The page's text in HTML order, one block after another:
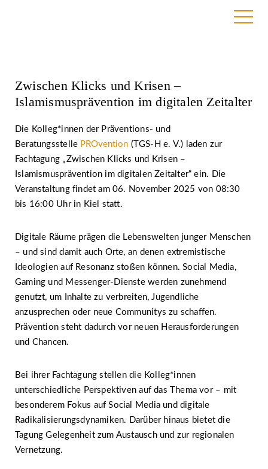
Zwischen Klicks und Krisen –
Islamismusprävention im digitalen Zeitalter
Die Kolleg*innen der Präventions- und
Beratungsstelle PROvention (TGS-H e. V.) laden zur
Fachtagung „Zwischen Klicks und Krisen –
Islamismusprävention im digitalen Zeitalter“ ein. Die
Veranstaltung findet am 06. November 2025 von 08:30
bis 16:00 Uhr in Kiel statt.
Digitale Räume prägen die Lebenswelten junger Menschen
– und sind damit auch Orte, an denen extremistische
Ideologien auf Resonanz stoßen können. Social Media,
Gaming und Messenger-Dienste werden zunehmend
genutzt, um Inhalte zu verbreiten, Jugendliche
anzusprechen oder neue Communitys zu schaffen.
Prävention steht dadurch vor neuen Herausforderungen
und Chancen.
Bei ihrer Fachtagung stellen die Kolleg*innen
unterschiedliche Perspektiven auf das Thema vor – mit
besonderem Fokus auf Social Media und digitale
Radikalisierungsdynamiken. Darüber hinaus bietet die
Tagung Gelegenheit zum Austausch und zur regionalen
Vernetzung.